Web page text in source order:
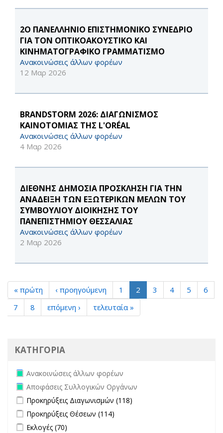
2Ο ΠΑΝΕΛΛΗΝΙΟ ΕΠΙΣΤΗΜΟΝΙΚΟ ΣΥΝΕΔΡΙΟ
ΓΙΑ ΤΟΝ ΟΠΤΙΚΟΑΚΟΥΣΤΙΚΟ ΚΑΙ
ΚΙΝΗΜΑΤΟΓΡΑΦΙΚΟ ΓΡΑΜΜΑΤΙΣΜΟ
Ανακοινώσεις άλλων φορέων
12 Μαρ 2026
BRANDSTORM 2026: ΔΙΑΓΩΝΙΣΜΟΣ
ΚΑΙΝΟΤΟΜΙΑΣ ΤΗΣ L'ORÉAL
Ανακοινώσεις άλλων φορέων
4 Μαρ 2026
ΔΙΕΘΝΗΣ ΔΗΜΟΣΙΑ ΠΡΟΣΚΛΗΣΗ ΓΙΑ ΤΗΝ
ΑΝΑΔΕΙΞΗ ΤΩΝ ΕΞΩΤΕΡΙΚΩΝ ΜΕΛΩΝ ΤΟΥ
ΣΥΜΒΟΥΛΙΟΥ ΔΙΟΙΚΗΣΗΣ ΤΟΥ
ΠΑΝΕΠΙΣΤΗΜΙΟΥ ΘΕΣΣΑΛΙΑΣ
Ανακοινώσεις άλλων φορέων
2 Μαρ 2026
« πρώτη ‹ προηγούμενη 1 2 3 4 5
6
7
8 επόμενη › τελευταία »
ΚΑΤΗΓΟΡΙΑ
Remove Ανακοινώσεις άλλων φορέων filter
Ανακοινώσεις άλλων φορέων
Remove Αποφάσεις Συλλογικών Οργάνων filter
Αποφάσεις Συλλογικών Οργάνων
Apply Προκηρύξεις Διαγωνισμών filter
Προκηρύξεις Διαγωνισμών (118)
Apply Προκηρύξεις Θέσεων filter
Προκηρύξεις Θέσεων (114)
Apply Εκλογές filter
Εκλογές (70)